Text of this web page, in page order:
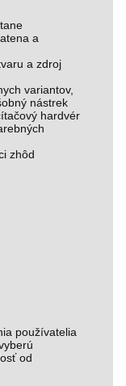
a
a zdroj
variantov,
nástrek
hardvér
zhôd
používatelia
od